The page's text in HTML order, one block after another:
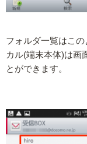
フォルダ一覧はこ
カル(端末本体)は画
とができます。